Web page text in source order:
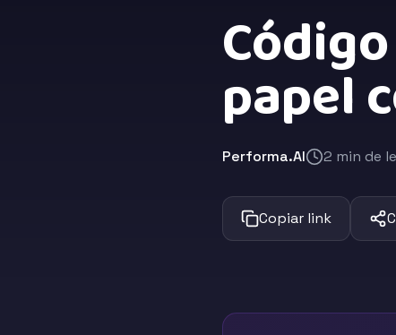
papel
Performa.AI 2 min de
Copiar link